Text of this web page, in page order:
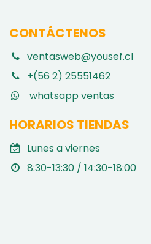
CONTÁCTENOS
ventasweb@yousef.cl
+(56 2) 25551462
whatsapp ventas
HORARIOS TIENDAS
Lunes a viernes
8:30-13:30 / 14:30-18:00